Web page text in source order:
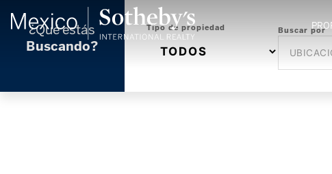
¿Qué estás
Buscando?
Tipo de propiedad Buscar por